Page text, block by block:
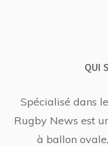
QUI
Spécialisé dans
Rugby News est
à ballon